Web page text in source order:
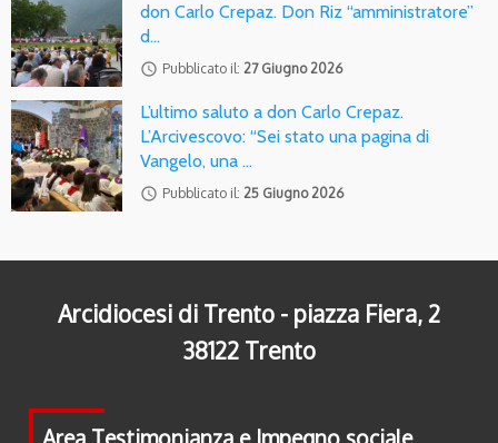
don Carlo Crepaz. Don Riz “amministratore”
d…
access_time Pubblicato il: 27 Giugno 2026
L’ultimo saluto a don Carlo Crepaz.
L’Arcivescovo: “Sei stato una pagina di
Vangelo, una …
access_time Pubblicato il: 25 Giugno 2026
Arcidiocesi di Trento - piazza Fiera, 2
38122 Trento